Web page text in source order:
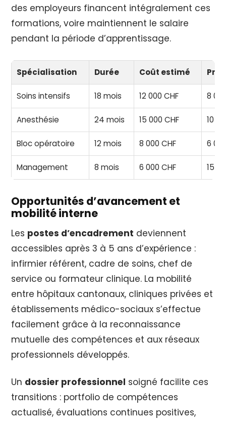
des employeurs financent intégralement ces
formations, voire maintiennent le salaire
pendant la période d’apprentissage.
Spécialisation Durée Coût estimé
Soins intensifs 18 mois 12 000 CHF 8
Anesthésie 24 mois 15 000 CHF 10
Bloc opératoire 12 mois 8 000 CHF 6
Management 8 mois 6 000 CHF 15
Opportunités d’avancement et
mobilité interne
Les postes d’encadrement deviennent
accessibles après 3 à 5 ans d’expérience :
infirmier référent, cadre de soins, chef de
service ou formateur clinique. La mobilité
entre hôpitaux cantonaux, cliniques privées et
établissements médico-sociaux s’effectue
facilement grâce à la reconnaissance
mutuelle des compétences et aux réseaux
professionnels développés.
Un dossier professionnel soigné facilite ces
transitions : portfolio de compétences
actualisé, évaluations continues positives,